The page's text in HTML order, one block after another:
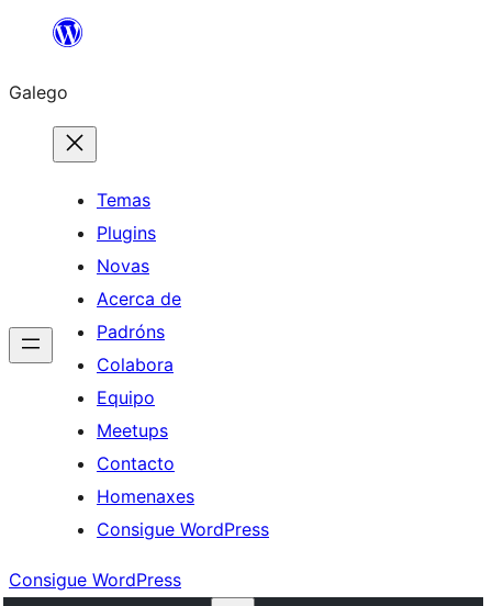
Saltar
contido
Galego
Temas
Plugins
Novas
Acerca de
Padróns
Colabora
Equipo
Meetups
Contacto
Homenaxes
Consigue WordPress
Consigue WordPress